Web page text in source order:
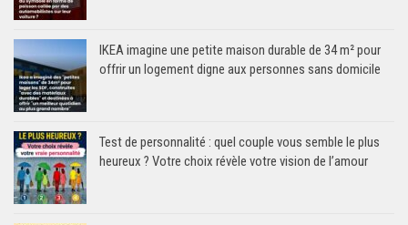
IKEA imagine une petite maison durable de 34 m² pour
offrir un logement digne aux personnes sans domicile
Test de personnalité : quel couple vous semble le plus
heureux ? Votre choix révèle votre vision de l’amour